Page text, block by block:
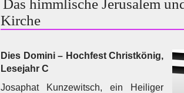
Das himmlische Jerusalem
Kirche
Dies Domini – Hochfest Christkönig,
Lesejahr C
Josaphat Kunzewitsch, ein Heiliger